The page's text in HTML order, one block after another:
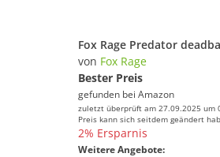
von Fox Rage
Bester Preis
gefunden bei Amazon
zuletzt überprüft am 27.09.2025 um
Preis kann sich seitdem geändert
2% Ersparnis
Weitere Angebote: